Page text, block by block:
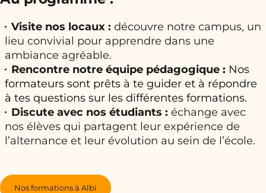
Visite nos locaux : découvre notre campus, un
lieu convivial pour apprendre dans une
ambiance agréable.
Rencontre notre équipe pédagogique : Nos
formateurs sont prêts à te guider et à répondre
à tes questions sur les différentes formations.
Discute avec nos étudiants : échange avec
nos élèves qui partagent leur expérience de
l’alternance et leur évolution au sein de l’école.
Nos formations à Albi